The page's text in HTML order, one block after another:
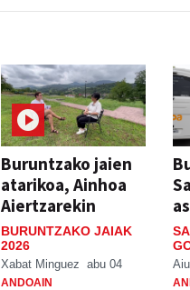
Buruntzako jaien
atarikoa, Ainhoa
Aiertzarekin
BURUNTZAKO JAIAK
2026
Xabat Minguez abu 04
ANDOAIN